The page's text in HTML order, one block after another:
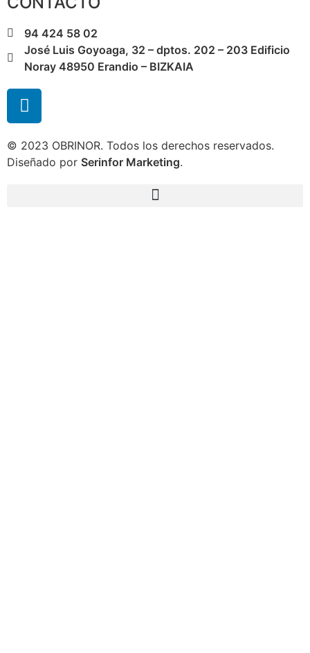
94 424 58 02
José Luis Goyoaga, 32 – dptos. 202 – 203 Edificio
Noray 48950 Erandio – BIZKAIA
© 2023 OBRINOR. Todos los derechos reservados.
Diseñado por Serinfor Marketing.